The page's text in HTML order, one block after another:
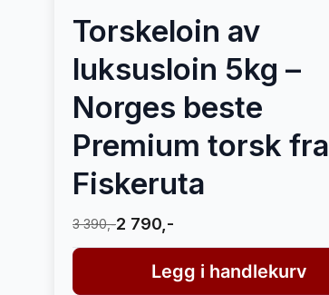
Torskeloin av
luksusloin 5kg –
Norges beste
Premium torsk fra
Fiskeruta
3 390,-2 790,-
Legg i handlekurv